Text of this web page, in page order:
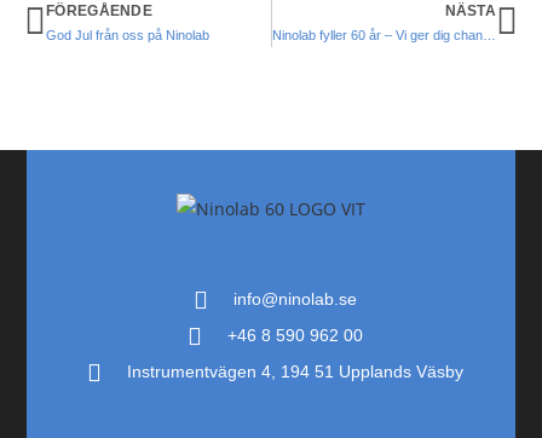
FÖREGÅENDE
God Jul från oss på Ninolab
NÄSTA
Ninolab fyller 60 år – Vi ger dig chansen att vinna en unik kyl
info@ninolab.se
+46 8 590 962 00
Instrumentvägen 4, 194 51 Upplands Väsby